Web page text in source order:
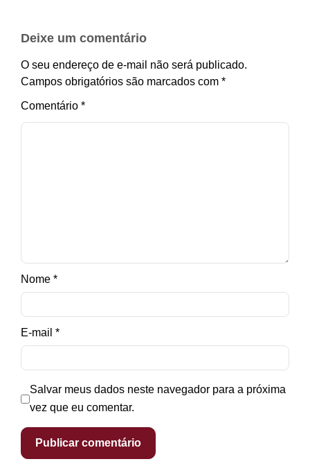
Deixe um comentário
O seu endereço de e-mail não será publicado.
Campos obrigatórios são marcados com *
Comentário *
Nome *
E-mail *
Salvar meus dados neste navegador para a próxima
vez que eu comentar.